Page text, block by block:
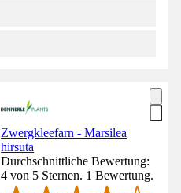
Zwergkleefarn - Marsilea
hirsuta
Durchschnittliche Bewertung:
4 von 5 Sternen. 1 Bewertung.